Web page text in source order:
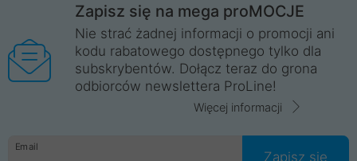
Zapisz się na mega proMOCJE
Nie strać żadnej informacji o promocji ani
kodu rabatowego dostępnego tylko dla
subskrybentów. Dołącz teraz do grona
odbiorców newslettera ProLine!
Więcej informacji
Email
Zapisz się